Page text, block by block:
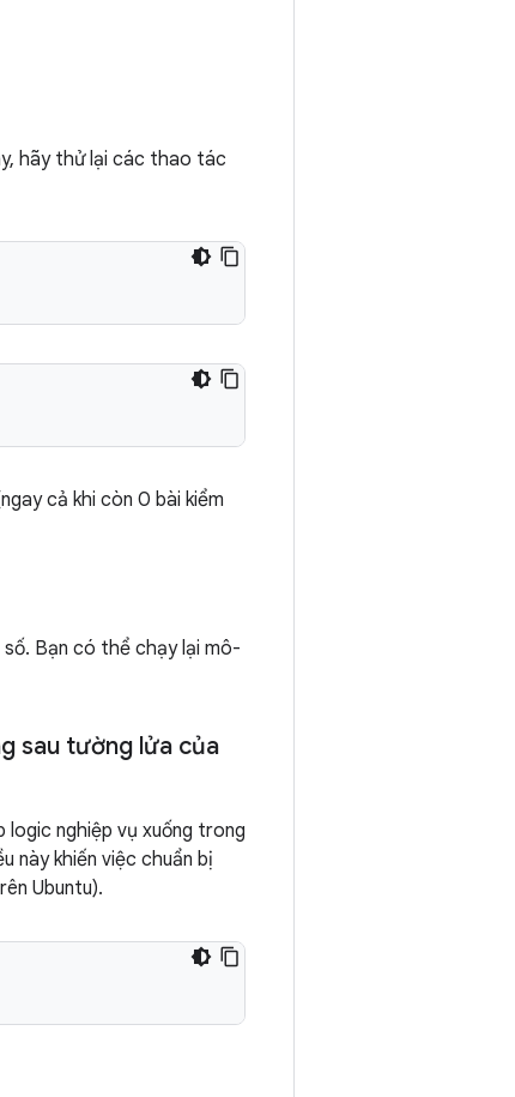
hãy thử lại các thao tác
cả khi còn 0 bài kiểm
Bạn có thể chạy lại mô-
sau tường lửa của
nghiệp vụ xuống trong
này khiến việc chuẩn bị
Ubuntu).